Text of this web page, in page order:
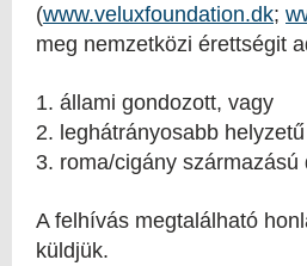
(www.veluxfoundation.dk;
meg nemzetközi érettségit
1. állami gondozott, vagy
2. leghátrányosabb
3. roma/cigány
A felhívás megtalálható
küldjük.